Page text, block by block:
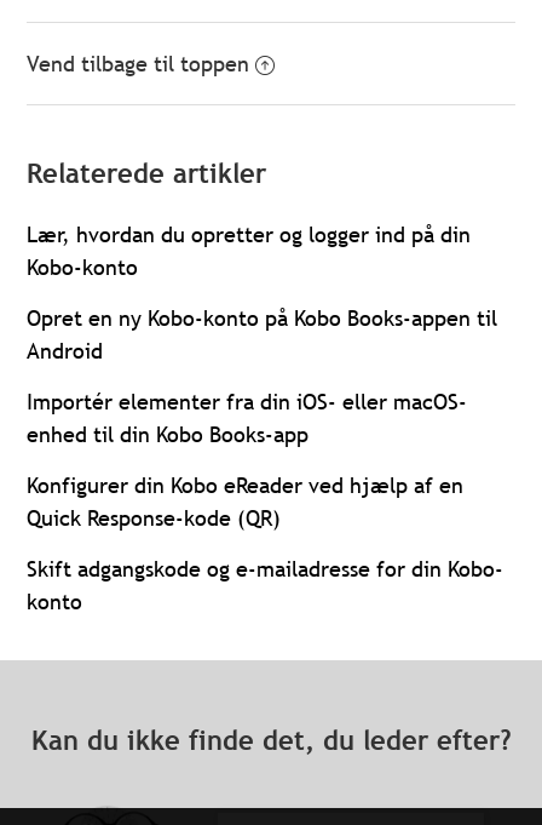
Vend tilbage til toppen
Relaterede artikler
Lær, hvordan du opretter og logger ind på din
Kobo-konto
Opret en ny Kobo-konto på Kobo Books-appen til
Android
Importér elementer fra din iOS- eller macOS-
enhed til din Kobo Books-app
Konfigurer din Kobo eReader ved hjælp af en
Quick Response-kode (QR)
Skift adgangskode og e-mailadresse for din Kobo-
konto
Kan du ikke finde det, du leder efter?